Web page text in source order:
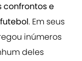
e
. Em seus
inúmeros
deles